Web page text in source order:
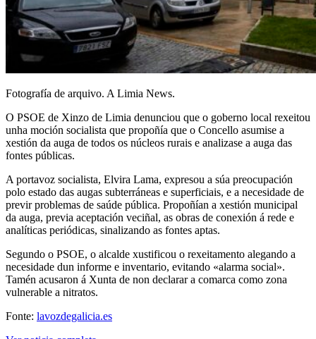
Fotografía de arquivo. A Limia News.
O PSOE de Xinzo de Limia denunciou que o goberno local rexeitou
unha moción socialista que propoñía que o Concello asumise a
xestión da auga de todos os núcleos rurais e analizase a auga das
fontes públicas.
A portavoz socialista, Elvira Lama, expresou a súa preocupación
polo estado das augas subterráneas e superficiais, e a necesidade de
previr problemas de saúde pública. Propoñían a xestión municipal
da auga, previa aceptación veciñal, as obras de conexión á rede e
analíticas periódicas, sinalizando as fontes aptas.
Segundo o PSOE, o alcalde xustificou o rexeitamento alegando a
necesidade dun informe e inventario, evitando «alarma social».
Tamén acusaron á Xunta de non declarar a comarca como zona
vulnerable a nitratos.
Fonte: lavozdegalicia.es